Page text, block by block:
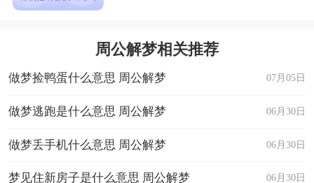
周公解梦相关推荐
07月05日
做梦捡鸭蛋什么意思 周公解梦
06月30日
做梦逃跑是什么意思 周公解梦
06月30日
做梦丢手机什么意思 周公解梦
06月30日
梦见住新房子是什么意思 周公解梦